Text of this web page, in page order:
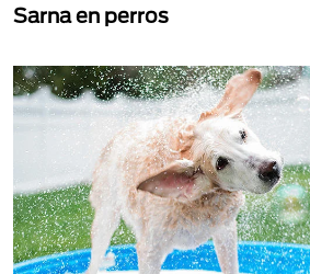
Sarna en perros